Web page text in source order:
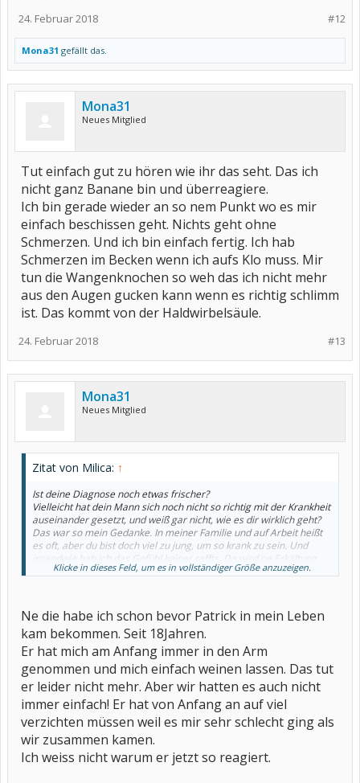
#12
24. Februar 2018
Mona31 gefällt das.
Mona31
Neues Mitglied
Tut einfach gut zu hören wie ihr das seht. Das ich
nicht ganz Banane bin und überreagiere.
Ich bin gerade wieder an so nem Punkt wo es mir
einfach beschissen geht. Nichts geht ohne
Schmerzen. Und ich bin einfach fertig. Ich hab
Schmerzen im Becken wenn ich aufs Klo muss. Mir
tun die Wangenknochen so weh das ich nicht mehr
aus den Augen gucken kann wenn es richtig schlimm
ist. Das kommt von der Haldwirbelsäule.
#13
24. Februar 2018
Mona31
Neues Mitglied
Zitat von Milica: ↑
Ist deine Diagnose noch etwas frischer?
Vielleicht hat dein Mann sich noch nicht so richtig mit der Krankheit
auseinander gesetzt, und weiß gar nicht, wie es dir wirklich geht?
Das war so mein Gedanke. In meiner Familie und auf Arbeit heißt
es oft, aber du bist doch viel zu jung, um so krank zu sein. Und
irgendwie hab ich das Gefühl keiner raffts. Da wird ne Erkältung
mit meinem Zustand verglichen und so ein Käse. Da ich ziemlich
auch lernen Aufgaben mehr zu verteilen und auf mich mehr zu
achten die Signale meines Körpers zu hören. Ich arbeite z.B 25
stunden habe aber weite wege somit bin ich täglich mind.9 Std
unterwegs. 5 Kinder Haushalt kochen Vorlesen Hausaufgaben bla
bla....ich bin jetzt seit 6 Wochen zuhause und will nicht mehr in das
Leben zurück...es ist und war einfach zuviel...ich werde mit meinen
Stunden runter gehen müssen. .das sind jetzt meine Prioritäten ....
verändere was! Geld ist wichtig, aber nicht Alles!
Klicke in dieses Feld, um es in vollständiger Größe anzuzeigen.
Ne die habe ich schon bevor Patrick in mein Leben
kam bekommen. Seit 18Jahren.
Er hat mich am Anfang immer in den Arm
genommen und mich einfach weinen lassen. Das tut
er leider nicht mehr. Aber wir hatten es auch nicht
immer einfach! Er hat von Anfang an auf viel
verzichten müssen weil es mir sehr schlecht ging als
wir zusammen kamen.
Ich weiss nicht warum er jetzt so reagiert.